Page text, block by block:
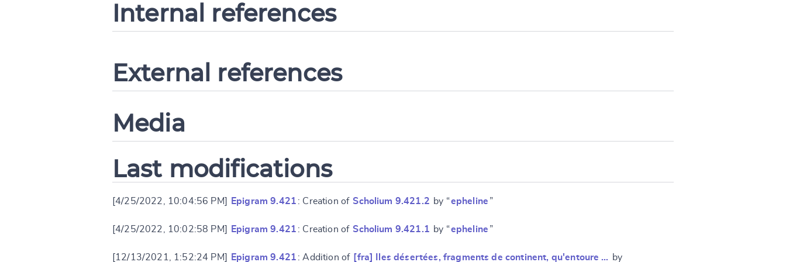
Internal references
External references
Media
Last modifications
[4/25/2022, 10:04:56 PM] Epigram 9.421 : Creation of Scholium 9.421.2 by “epheline ”
[4/25/2022, 10:02:58 PM] Epigram 9.421 : Creation of Scholium 9.421.1 by “epheline ”
[12/13/2021, 1:52:24 PM] Epigram 9.421 : Addition of [fra] Iles désertées, fragments de continent, qu'entoure … by